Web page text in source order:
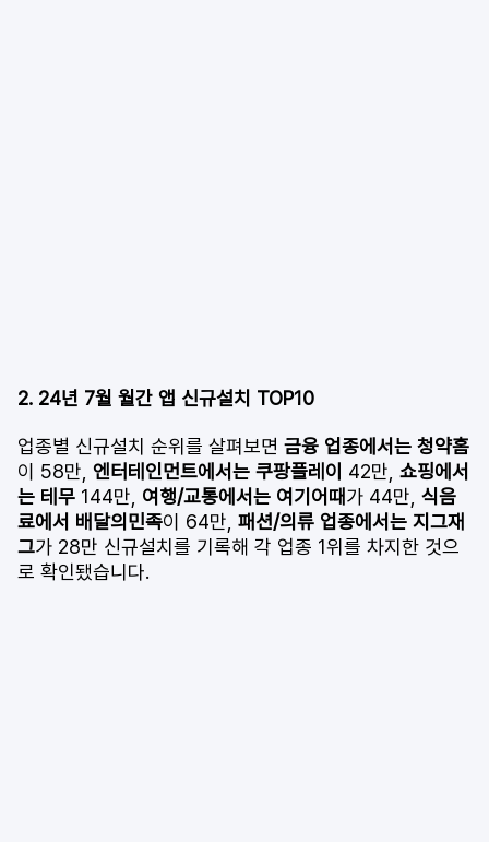
2. 24년 7월 월간 앱 신규설치 TOP10
업종별 신규설치 순위를 살펴보면 금융 업종에서는 청약홈
이 58만, 엔터테인먼트에서는 쿠팡플레이 42만, 쇼핑에서
는 테무 144만, 여행/교통에서는 여기어때가 44만, 식음
료에서 배달의민족이 64만, 패션/의류 업종에서는 지그재
그가 28만 신규설치를 기록해 각 업종 1위를 차지한 것으
로 확인됐습니다.